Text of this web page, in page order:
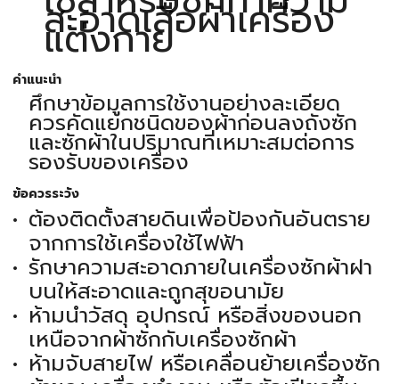
สะอาดเสื้อผ้าเครื่อง
แต่งกาย
คำแนะนำ
ศึกษาข้อมูลการใช้งานอย่างละเอียด
ควรคัดแยกชนิดของผ้าก่อนลงถังซัก
และซักผ้าในปริมาณที่เหมาะสมต่อการ
รองรับของเครื่อง
ข้อควรระวัง
ต้องติดตั้งสายดินเพื่อป้องกันอันตราย
จากการใช้เครื่องใช้ไฟฟ้า
รักษาความสะอาดภายในเครื่องซักผ้าฝา
บนให้สะอาดและถูกสุขอนามัย
ห้ามนำวัสดุ อุปกรณ์ หรือสิ่งของนอก
เหนือจากผ้าซักกับเครื่องซักผ้า
ห้ามจับสายไฟ หรือเคลื่อนย้ายเครื่องซัก